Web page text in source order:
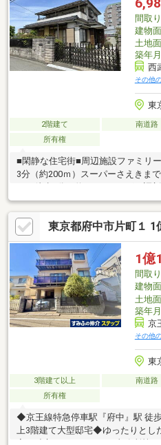
間取り
建物
土地
築年月
西
その他
東
2階建て 南道路
所有権
■閑静な住宅街■周辺施設ファミリ
3分（約200ｍ）スーパーさえきま
デンタルクリニック沼澤まで徒歩3
東京都府中市片町１ 1
1億
間取り
建物
土地
築年月
京
その他
東
3階建て以上 南道路
所有権
◆京王線特急停車駅『府中』駅 徒
上3階建て大型邸宅◆ゆったりとし